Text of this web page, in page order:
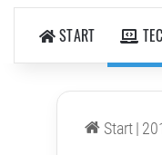
START
Start|